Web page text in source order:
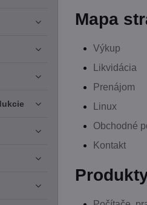
Mapa
Výkup
Likvidácia
Prenájom
Linux
Obchodné
Kontakt